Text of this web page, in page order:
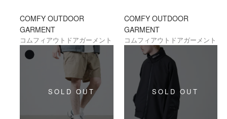
COMFY OUTDOOR
GARMENT
コムフィアウトドアガーメント
COMFY OUTDOOR
GARMENT
コムフィアウトドアガーメント